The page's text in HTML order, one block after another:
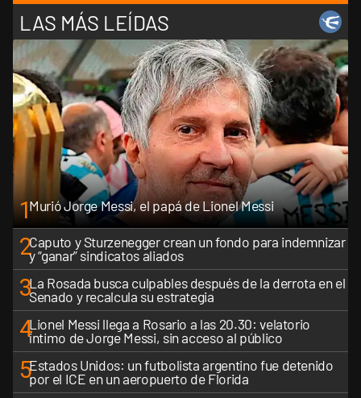
LAS MÁS LEÍDAS
1Murió Jorge Messi, el papá de Lionel Messi
2Caputo y Sturzenegger crean un fondo para indemnizar
y “ganar” sindicatos aliados
3La Rosada busca culpables después de la derrota en el
Senado y recalcula su estrategia
4Lionel Messi llega a Rosario a las 20.30: velatorio
íntimo de Jorge Messi, sin acceso al público
5Estados Unidos: un futbolista argentino fue detenido
por el ICE en un aeropuerto de Florida